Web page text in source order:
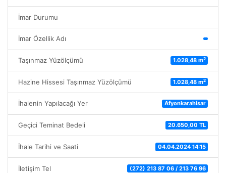
İmar Durumu
İmar Özellik Adı
Taşınmaz Yüzölçümü 1.028,48 m2
Hazine Hissesi Taşınmaz Yüzölçümü 1.028,48 m2
İhalenin Yapılacağı Yer Afyonkarahisar
Geçici Teminat Bedeli 20.650,00 TL
İhale Tarihi ve Saati 04.04.2024 14:15
İletişim Tel (272) 213 87 06 / 213 76 96